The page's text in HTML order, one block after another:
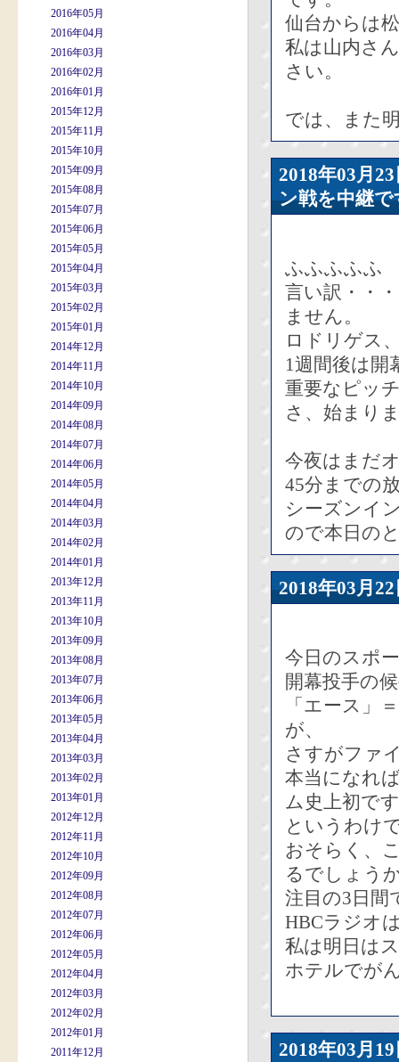
2016年05月
2016年04月
2016年03月
2016年02月
2016年01月
2015年12月
2015年11月
2015年10月
2015年09月
2015年08月
2015年07月
2015年06月
2015年05月
2015年04月
2015年03月
2015年02月
2015年01月
2014年12月
2014年11月
2014年10月
2014年09月
2014年08月
2014年07月
2014年06月
2014年05月
2014年04月
2014年03月
2014年02月
2014年01月
2013年12月
2013年11月
2013年10月
2013年09月
2013年08月
2013年07月
2013年06月
2013年05月
2013年04月
2013年03月
2013年02月
2013年01月
2012年12月
2012年11月
2012年10月
2012年09月
2012年08月
2012年07月
2012年06月
2012年05月
2012年04月
2012年03月
2012年02月
2012年01月
2011年12月
仙台からは
私は山内さ
さい。
では、また
2018年03
ン戦を中継で
ふふふふふ
言い訳・・
ません。
ロドリゲス
1週間後は開
重要なピッ
さ、始まり
今夜はまだ
45分までの
シーズンイ
ので本日の
2018年03
今日のスポ
開幕投手の
「エース」
が、
さすがファ
本当になれ
ム史上初で
というわけ
おそらく、
るでしょう
注目の3日間
HBCラジオ
私は明日は
ホテルでが
2018年03